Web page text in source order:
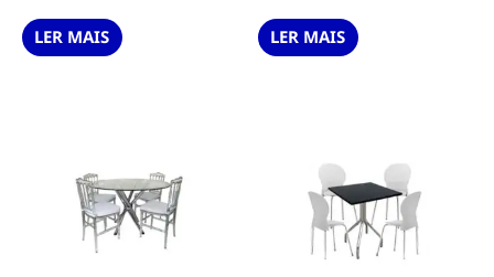
LER MAIS LER MAIS